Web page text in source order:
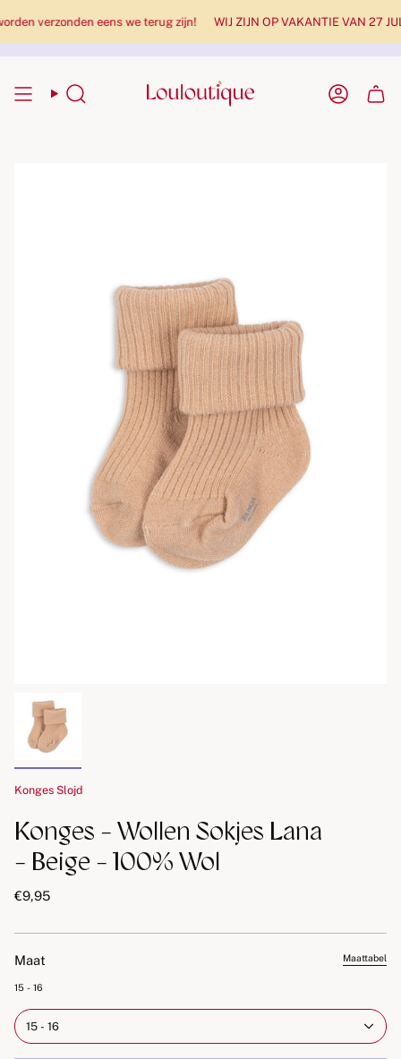
verzonden eens we terug zijn! WIJ ZIJN OP VAKANTIE VAN 27
Zoekopdracht
Konges Slojd
Konges - Wollen Sokjes Lana
- Beige - 100% Wol
€9,95
Maat Maattabel
15 - 16
15 - 16